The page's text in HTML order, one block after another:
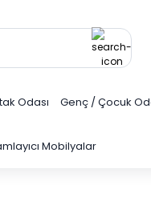
Odası Genç / Çocuk
Mobilyalar